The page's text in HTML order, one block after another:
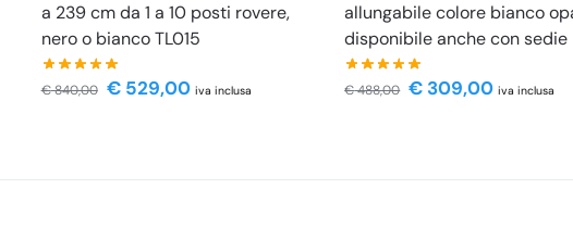
a 239 cm da 1 a 10 posti rovere,
nero o bianco TL015
€840,00 €529,00 iva inclusa
allungabile colore bianco
disponibile anche con sedie
€488,00 € 309,00 iva inclusa